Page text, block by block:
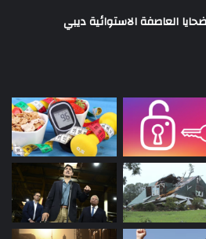
العاصفة الاستوائية ديبي